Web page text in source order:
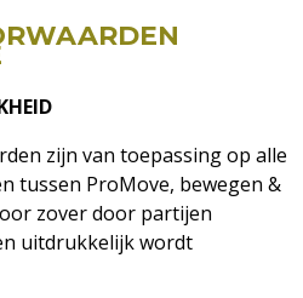
zijn van toepassing op alle
tussen ProMove, bewegen &
zover door partijen
uitdrukkelijk wordt